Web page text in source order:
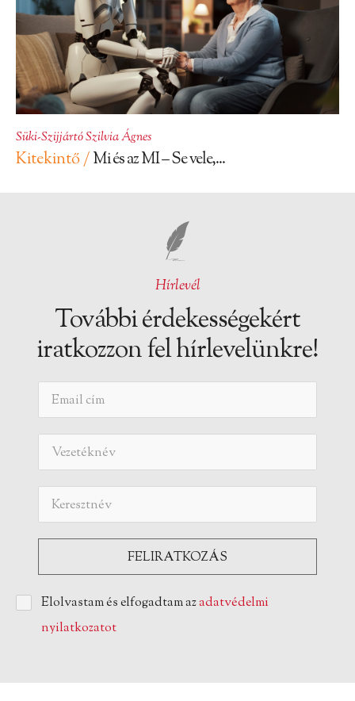
Süki-Szijjártó Szilvia Ágnes
Kitekintő /Mi és az MI – Se vele,...
Hírlevél
További érdekességekért
iratkozzon fel hírlevelünkre!
Elolvastam és elfogadtam azadatvédelmi
nyilatkozatot